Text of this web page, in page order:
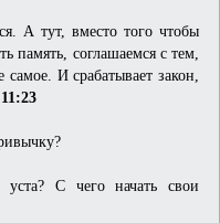
А тут, вместо того чтобы
память, соглашаемся с тем,
И срабатывает закон,
С чего начать свои